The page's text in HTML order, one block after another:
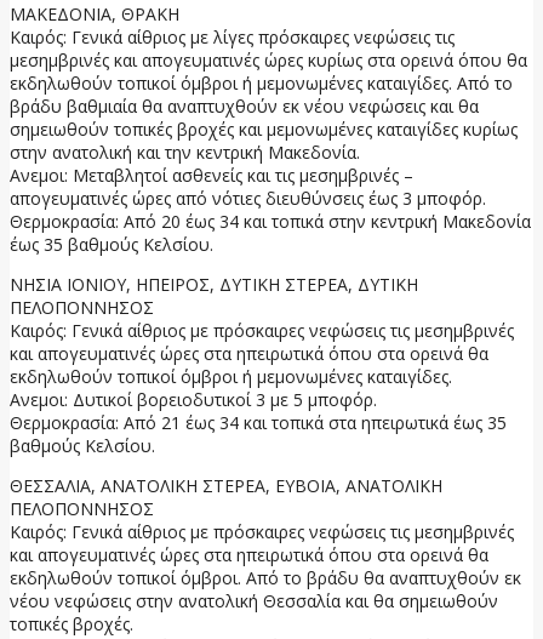
ΜΑΚΕΔΟΝΙΑ, ΘΡΑΚΗ
Καιρός: Γενικά αίθριος με λίγες πρόσκαιρες νεφώσεις τις
μεσημβρινές και απογευματινές ώρες κυρίως στα ορεινά όπου θα
εκδηλωθούν τοπικοί όμβροι ή μεμονωμένες καταιγίδες. Από το
βράδυ βαθμιαία θα αναπτυχθούν εκ νέου νεφώσεις και θα
σημειωθούν τοπικές βροχές και μεμονωμένες καταιγίδες κυρίως
στην ανατολική και την κεντρική Μακεδονία.
Ανεμοι: Μεταβλητοί ασθενείς και τις μεσημβρινές –
απογευματινές ώρες από νότιες διευθύνσεις έως 3 μποφόρ.
Θερμοκρασία: Από 20 έως 34 και τοπικά στην κεντρική Μακεδονία
έως 35 βαθμούς Κελσίου.
ΝΗΣΙΑ ΙΟΝΙΟΥ, ΗΠΕΙΡΟΣ, ΔΥΤΙΚΗ ΣΤΕΡΕΑ, ΔΥΤΙΚΗ
ΠΕΛΟΠΟΝΝΗΣΟΣ
Καιρός: Γενικά αίθριος με πρόσκαιρες νεφώσεις τις μεσημβρινές
και απογευματινές ώρες στα ηπειρωτικά όπου στα ορεινά θα
εκδηλωθούν τοπικοί όμβροι ή μεμονωμένες καταιγίδες.
Ανεμοι: Δυτικοί βορειοδυτικοί 3 με 5 μποφόρ.
Θερμοκρασία: Από 21 έως 34 και τοπικά στα ηπειρωτικά έως 35
βαθμούς Κελσίου.
ΘΕΣΣΑΛΙΑ, ΑΝΑΤΟΛΙΚΗ ΣΤΕΡΕΑ, ΕΥΒΟΙΑ, ΑΝΑΤΟΛΙΚΗ
ΠΕΛΟΠΟΝΝΗΣΟΣ
Καιρός: Γενικά αίθριος με πρόσκαιρες νεφώσεις τις μεσημβρινές
και απογευματινές ώρες στα ηπειρωτικά όπου στα ορεινά θα
εκδηλωθούν τοπικοί όμβροι. Από το βράδυ θα αναπτυχθούν εκ
νέου νεφώσεις στην ανατολική Θεσσαλία και θα σημειωθούν
τοπικές βροχές.